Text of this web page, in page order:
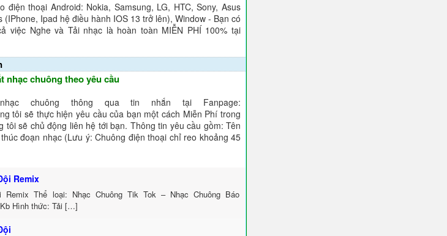
thoại Android: Nokia, Samsung, LG, HTC, Sony, Asus
Ipad hệ điều hành IOS 13 trở lên), Window - Bạn có
việc Nghe và Tải nhạc là hoàn toàn MIỄN PHÍ 100% tại
nhạc chuông theo yêu cầu
chuông thông qua tin nhắn tại Fanpage:
tôi sẽ thực hiện yêu cầu của bạn một cách Miễn Phí trong
tôi sẽ chủ động liên hệ tới bạn. Thông tin yêu cầu gồm: Tên
đoạn nhạc (Lưu ý: Chuông điện thoại chỉ reo khoảng 45
Remix
Remix Thể loại: Nhạc Chuông Tik Tok – Nhạc Chuông Báo
Hình thức: Tải […]